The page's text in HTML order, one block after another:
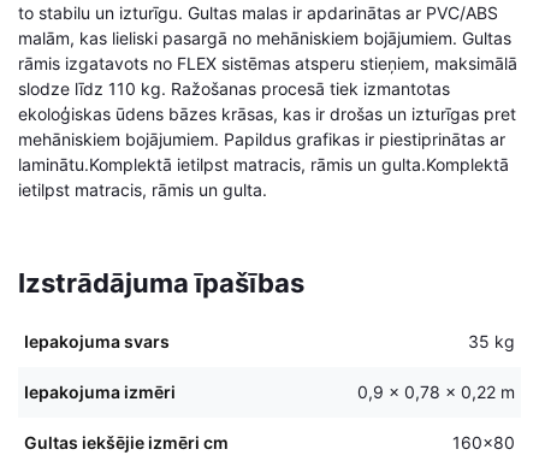
to stabilu un izturīgu. Gultas malas ir apdarinātas ar PVC/ABS
malām, kas lieliski pasargā no mehāniskiem bojājumiem. Gultas
rāmis izgatavots no FLEX sistēmas atsperu stieņiem, maksimālā
slodze līdz 110 kg. Ražošanas procesā tiek izmantotas
ekoloģiskas ūdens bāzes krāsas, kas ir drošas un izturīgas pret
mehāniskiem bojājumiem. Papildus grafikas ir piestiprinātas ar
laminātu.Komplektā ietilpst matracis, rāmis un gulta.Komplektā
ietilpst matracis, rāmis un gulta.
Izstrādājuma īpašības
Iepakojuma svars 35 kg
Iepakojuma izmēri 0,9 × 0,78 × 0,22 m
Gultas iekšējie izmēri cm 160×80